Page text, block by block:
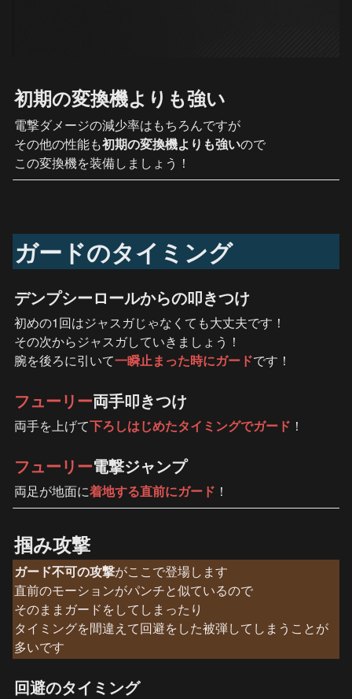
初期の変換機よりも強い
電撃ダメージの減少率はもちろんですが
その他の性能も初期の変換機よりも強いので
この変換機を装備しましょう！
ガードのタイミング
デンプシーロールからの叩きつけ
初めの1回はジャスガじゃなくても大丈夫です！
その次からジャスガしていきましょう！
腕を後ろに引いて一瞬止まった時にガードです！
フューリー両手叩きつけ
両手を上げて下ろしはじめたタイミングでガード ！
フューリー電撃ジャンプ
両足が地面に着地する直前にガード ！
掴み攻撃
ガード不可の攻撃がここで登場します
直前のモーションがパンチと似ているので
そのままガードをしてしまったり
タイミングを間違えて回避をした被弾してしまうことが
多いです
回避のタイミング